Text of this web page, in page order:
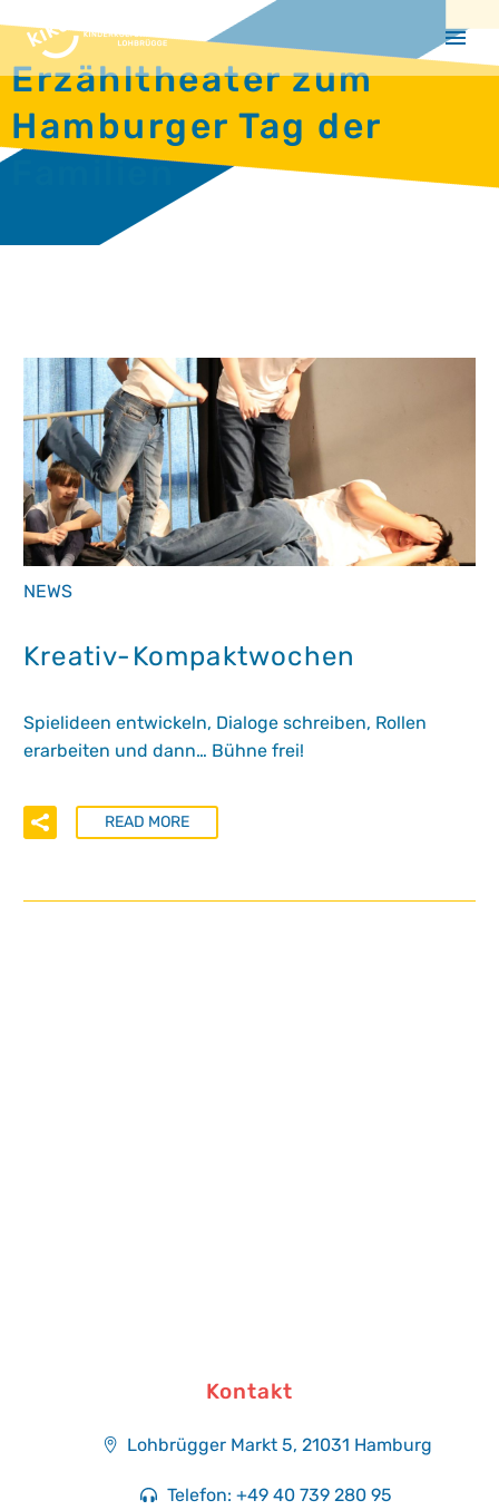
Erzähltheater zum
Hamburger Tag der
Familien
NEWS
Kreativ-Kompaktwochen
Spielideen entwickeln, Dialoge schreiben, Rollen
erarbeiten und dann… Bühne frei!
READ MORE
Kontakt
Lohbrügger Markt 5, 21031 Hamburg​
Telefon: +49 40 739 280 95